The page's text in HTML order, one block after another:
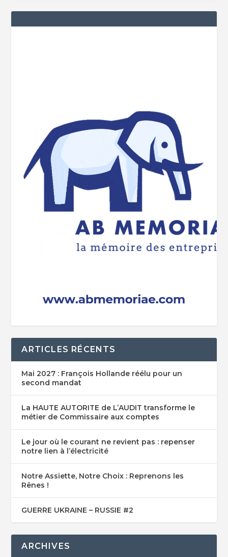
ARTICLES RÉCENTS
Mai 2027 : François Hollande réélu pour un
second mandat
La HAUTE AUTORITE de L’AUDIT transforme le
métier de Commissaire aux comptes
Le jour où le courant ne revient pas : repenser
notre lien à l’électricité
Notre Assiette, Notre Choix : Reprenons les
Rênes !
GUERRE UKRAINE – RUSSIE #2
ARCHIVES